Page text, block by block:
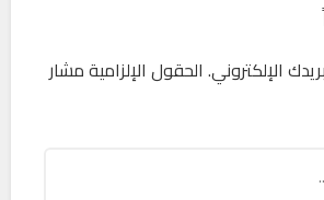
الإلكتروني. الحقول الإلزامية مشار